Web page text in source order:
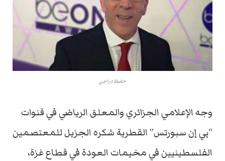
حفيظ دراجي
وجه الإعلامي الجزائري والمعلق الرياضي في قنوات
“بي إن سبورتس” القطرية شكره الجزيل للمعتصمين
الفلسطينيين في مخيمات العودة في قطاع غزة،